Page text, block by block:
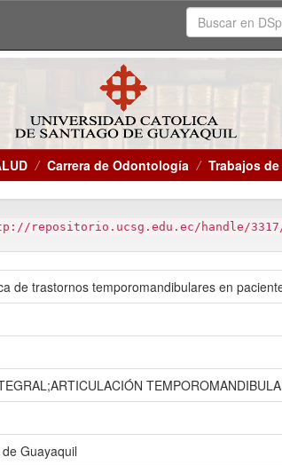
Carrera de Odontología Trabajos
repositorio.ucsg.edu.ec/handle/3317/
de trastornos temporomandibulares en
Guayaquil